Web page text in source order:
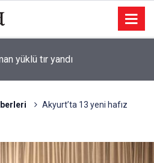
yüklü tır yandı
Akyurt’ta 13 yeni hafız